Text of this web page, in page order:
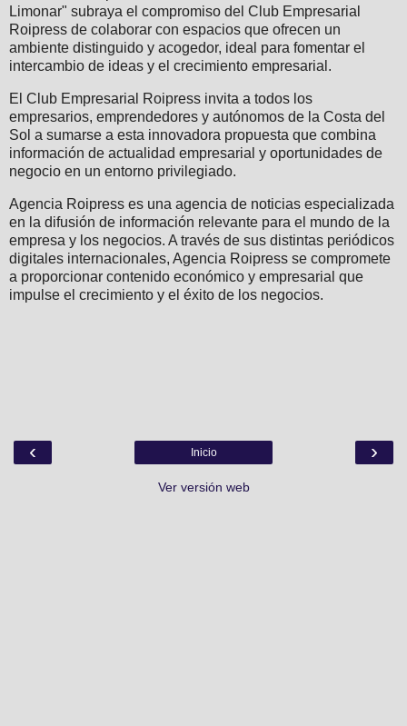
Limonar" subraya el compromiso del Club Empresarial
Roipress de colaborar con espacios que ofrecen un
ambiente distinguido y acogedor, ideal para fomentar el
intercambio de ideas y el crecimiento empresarial.
El Club Empresarial Roipress invita a todos los
empresarios, emprendedores y autónomos de la Costa del
Sol a sumarse a esta innovadora propuesta que combina
información de actualidad empresarial y oportunidades de
negocio en un entorno privilegiado.
Agencia Roipress es una agencia de noticias especializada
en la difusión de información relevante para el mundo de la
empresa y los negocios. A través de sus distintas periódicos
digitales internacionales, Agencia Roipress se compromete
a proporcionar contenido económico y empresarial que
impulse el crecimiento y el éxito de los negocios.
‹ ›
Inicio
Ver versión web